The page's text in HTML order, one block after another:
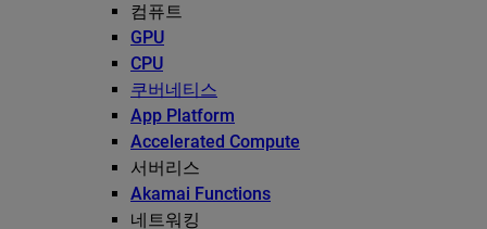
컴퓨트
GPU
CPU
쿠버네티스
App Platform
Accelerated Compute
서버리스
Akamai Functions
네트워킹